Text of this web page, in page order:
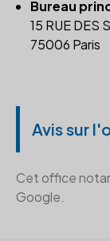
Bureau
15 RUE DES
75006 Paris
Avis sur
Cet office
Google.